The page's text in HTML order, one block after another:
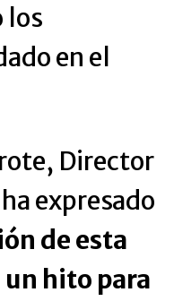
los
en el
Director
expresado
de esta
hito para